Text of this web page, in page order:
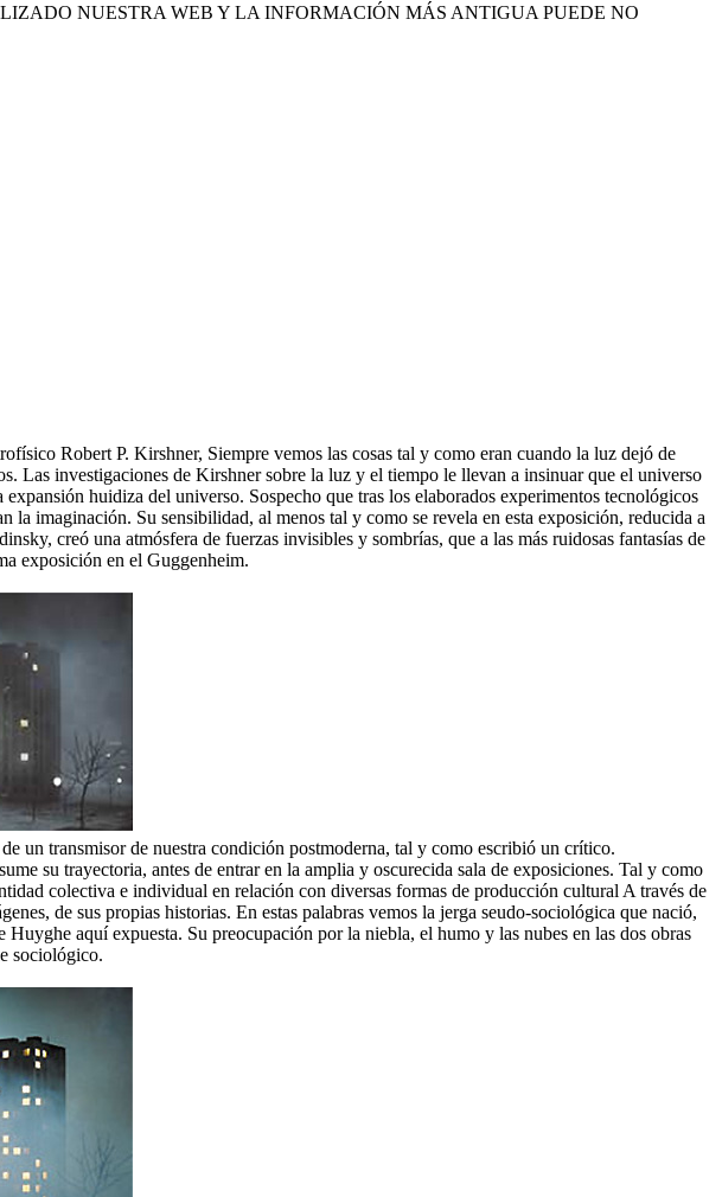
NUESTRA WEB Y LA INFORMACIÓN MÁS ANTIGUA PUEDE NO
Robert P. Kirshner, Siempre vemos las cosas tal y como eran cuando la luz dejó de
Las investigaciones de Kirshner sobre la luz y el tiempo le llevan a insinuar que el universo
huidiza del universo. Sospecho que tras los elaborados experimentos tecnológicos
la imaginación. Su sensibilidad, al menos tal y como se revela en esta exposición, reducida a
creó una atmósfera de fuerzas invisibles y sombrías, que a las más ruidosas fantasías de
exposición en el Guggenheim.
un transmisor de nuestra condición postmoderna, tal y como escribió un crítico.
su trayectoria, antes de entrar en la amplia y oscurecida sala de exposiciones. Tal y como
colectiva e individual en relación con diversas formas de producción cultural A través de
de sus propias historias. En estas palabras vemos la jerga seudo-sociológica que nació,
aquí expuesta. Su preocupación por la niebla, el humo y las nubes en las dos obras
sociológico.